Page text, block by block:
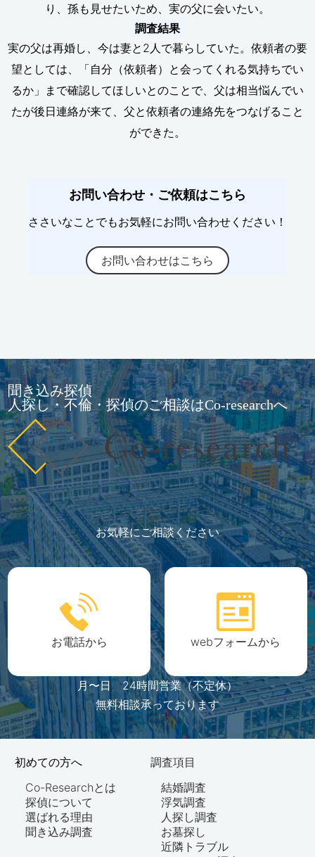
り、孫も見せたいため、実の父に会いたい。
調査結果
実の父は再婚し、今は妻と2人で暮らしていた。依頼者の要
望としては、「自分（依頼者）と会ってくれる気持ちでい
るか」まで確認してほしいとのことで、父は相当悩んでい
たが後日連絡が来て、父と依頼者の連絡先をつなげること
ができた。
お問い合わせ・ご依頼はこちら
ささいなことでもお気軽にお問い合わせください！
お問い合わせはこちら
聞き込み探偵
人探し・不倫・探偵のご相談はCo-researchへ
お気軽にご相談ください
お電話から webフォームから
月〜日 24時間営業（不定休）
無料相談承っております
初めての方へ
Co-Researchとは
探偵について
選ばれる理由
聞き込み調査
調査項目
結婚調査
浮気調査
人探し調査
お墓探し
近隣トラブル